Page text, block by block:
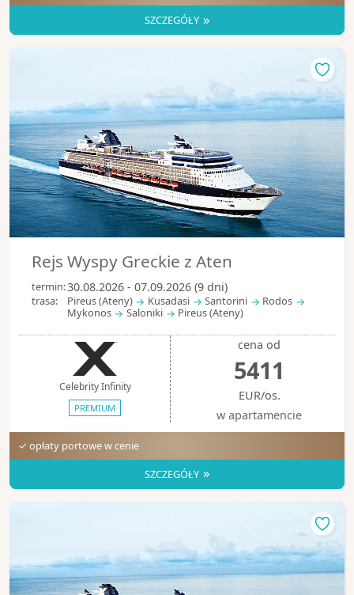
SZCZEGÓŁY »
Rejs Wyspy Greckie z Aten
termin:30.08.2026 - 07.09.2026 (9 dni)
trasa: Pireus (Ateny) Kusadasi Santorini
Rodos
Mykonos
Saloniki Pireus (Ateny)
Celebrity Infinity
PREMIUM
cena od
5411
EUR/os.
w apartamencie
✓ opłaty portowe w cenie
SZCZEGÓŁY »